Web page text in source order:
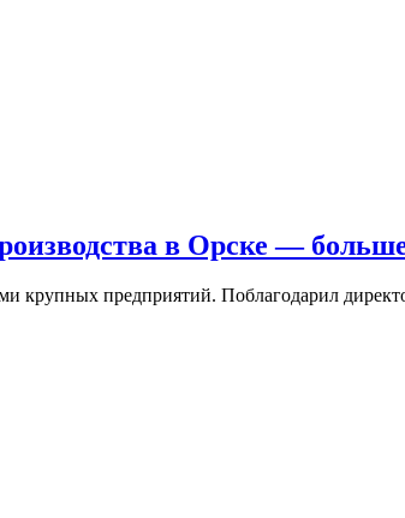
в Орске —
крупных предприятий. Поблагодарил